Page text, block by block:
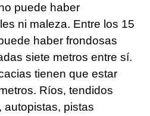
puede haber
ni maleza. Entre los 15
haber frondosas
siete metros entre sí.
tienen que estar
Ríos, tendidos
autopistas, pistas